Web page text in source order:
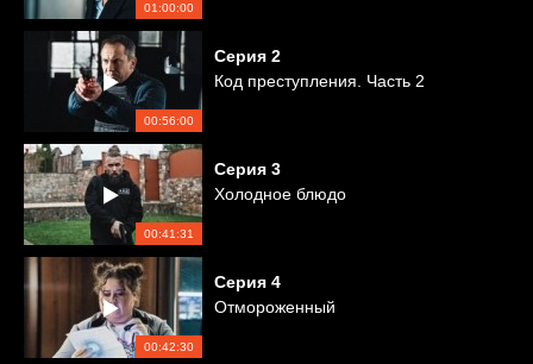
01:00:00
00:56:00
Серия 2
Код преступления. Часть 2
00:41:31
Серия 3
Холодное блюдо
00:42:30
Серия 4
Отмороженный